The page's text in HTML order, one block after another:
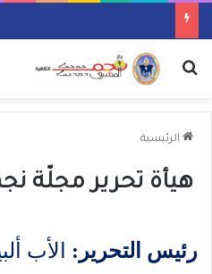
بحث عن
الرئيسية
هيأة تحرير مجلّة
رئيس التحرير: الأب